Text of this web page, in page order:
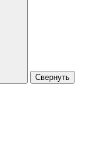
Свернуть